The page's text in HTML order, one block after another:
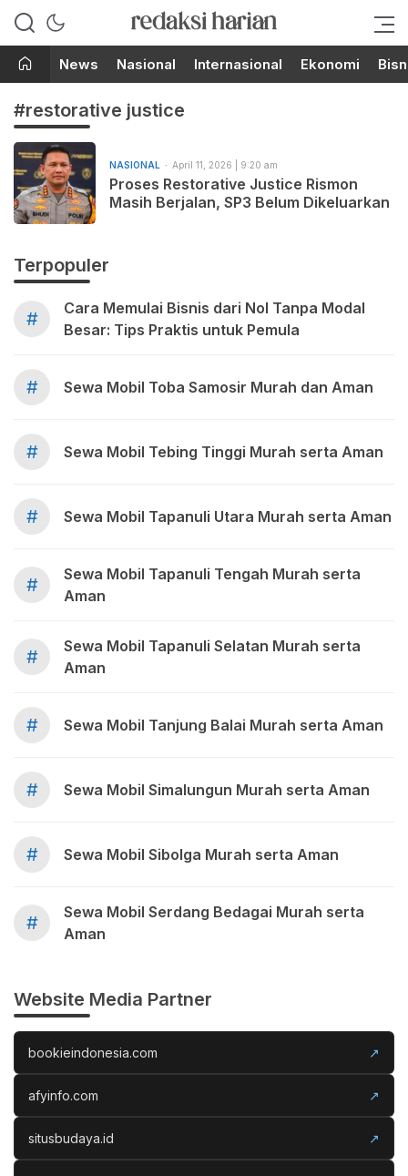
RedaksiHarian.com
Berita Terupdate dari Redaksi
News Nasional Internasional Ekonomi
#restorative justice
NASIONAL April 11, 2026 | 9:20 am
Proses Restorative Justice Rismon
Masih Berjalan, SP3 Belum Dikeluarkan
Terpopuler
#
Cara Memulai Bisnis dari Nol Tanpa Modal
Besar: Tips Praktis untuk Pemula
# Sewa Mobil Toba Samosir Murah dan Aman
# Sewa Mobil Tebing Tinggi Murah serta Aman
# Sewa Mobil Tapanuli Utara Murah serta Aman
#
Sewa Mobil Tapanuli Tengah Murah serta
Aman
#
Sewa Mobil Tapanuli Selatan Murah serta
Aman
# Sewa Mobil Tanjung Balai Murah serta Aman
# Sewa Mobil Simalungun Murah serta Aman
# Sewa Mobil Sibolga Murah serta Aman
#
Sewa Mobil Serdang Bedagai Murah serta
Aman
Website Media Partner
bookieindonesia.com ↗
afyinfo.com ↗
situsbudaya.id ↗